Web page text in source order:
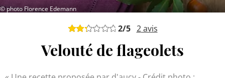
© photo Florence Edemann
2/5 2avis
Velouté de flageolets